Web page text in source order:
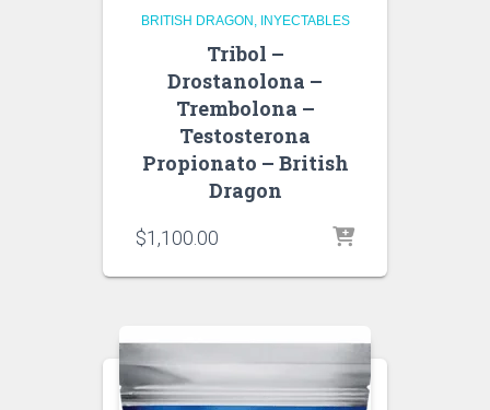
BRITISH DRAGON INYECTABLES
Tribol –
Drostanolona –
Trembolona –
Testosterona
Propionato – British
Dragon
$1,100.00